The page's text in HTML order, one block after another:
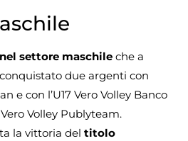
nel settore maschile che a
due argenti con
e con l’U17 Vero Volley Banco
Vero Volley Publyteam.
la vittoria del titolo